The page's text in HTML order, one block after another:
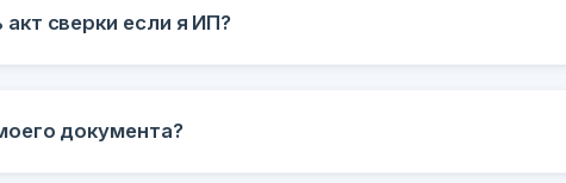
сверки если я ИП?
документа?